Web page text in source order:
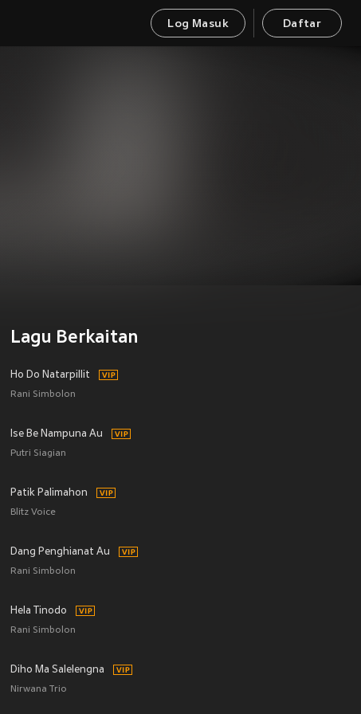
Log Masuk Daftar
Lagu Berkaitan
Ho Do Natarpillit
Rani Simbolon
Ise Be Nampuna Au
Putri Siagian
Patik Palimahon
Blitz Voice
Dang Penghianat Au
Rani Simbolon
Hela Tinodo
Rani Simbolon
Diho Ma Salelengna
Nirwana Trio